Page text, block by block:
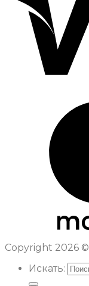
Copyright 2026 ©
Искать: